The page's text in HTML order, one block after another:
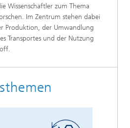
Wissenschaftler zum Thema
Im Zentrum stehen dabei
Produktion, der Umwandlung
Transportes und der Nutzung